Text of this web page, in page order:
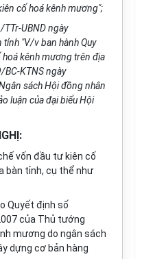
cố hoá kênh mương";
UBND ngày
"V/v ban hành Quy
kênh mương trên địa
BC-KTNS ngày
sách Hội đồng nhân
luận của đại biểu Hội
vốn đầu tư kiên cố
bàn tỉnh, cụ thể như
Quyết định số
của Thủ tướng
mương do ngân sách
dựng cơ bản hàng